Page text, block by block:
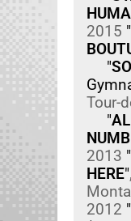
2015 "
"
Tour-
"
2013 "
HERE"
2012 "